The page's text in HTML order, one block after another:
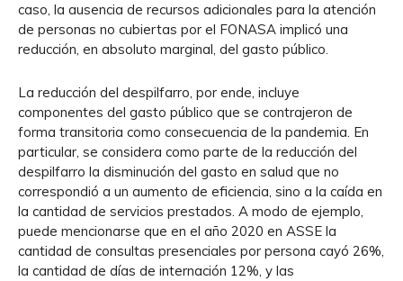
caso, la ausencia de recursos adicionales para la atención
de personas no cubiertas por el FONASA implicó una
reducción, en absoluto marginal, del gasto público.
La reducción del despilfarro, por ende, incluye
componentes del gasto público que se contrajeron de
forma transitoria como consecuencia de la pandemia. En
particular, se considera como parte de la reducción del
despilfarro la disminución del gasto en salud que no
correspondió a un aumento de eficiencia, sino a la caída en
la cantidad de servicios prestados. A modo de ejemplo,
puede mencionarse que en el año 2020 en ASSE la
cantidad de consultas presenciales por persona cayó 26%,
la cantidad de días de internación 12%, y las